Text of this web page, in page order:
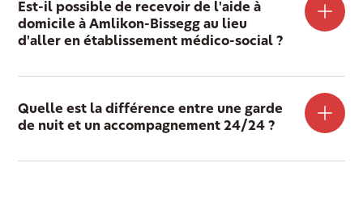
Est-il possible de recevoir de l'aide à
domicile à Amlikon-Bissegg au lieu
d'aller en établissement médico-social ?
Quelle est la différence entre une garde
de nuit et un accompagnement 24/24 ?